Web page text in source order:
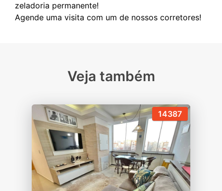
zeladoria permanente!
Veja também
14387